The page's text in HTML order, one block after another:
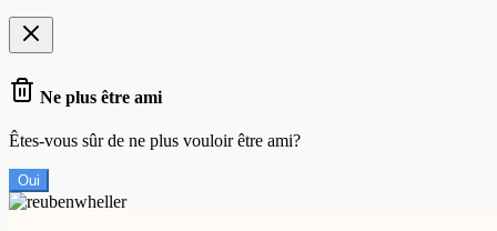
Ne plus être ami
Êtes-vous sûr de ne plus vouloir être ami?
Oui